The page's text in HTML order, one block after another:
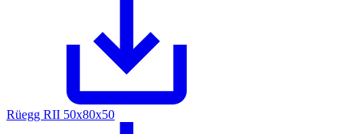
Rüegg RII 50x80x50